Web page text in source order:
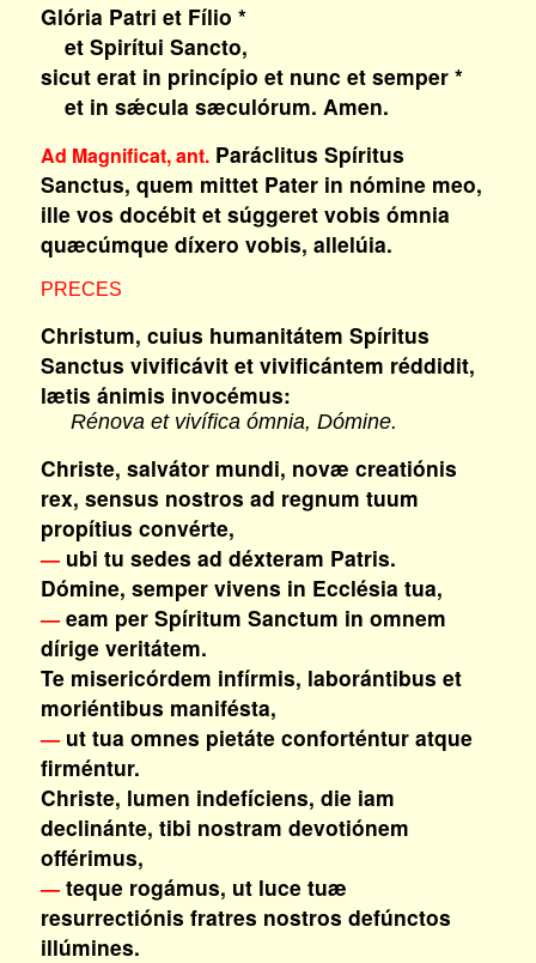
Glória Patri et Fílio *
et Spirítui Sancto,
sicut erat in princípio et nunc et semper *
et in sǽcula sæculórum. Amen.
Ad Magnificat, ant. Paráclitus Spíritus
Sanctus, quem mittet Pater in nómine meo,
ille vos docébit et súggeret vobis ómnia
quæcúmque díxero vobis, allelúia.
PRECES
Christum, cuius humanitátem Spíritus
Sanctus vivificávit et vivificántem réddidit,
lætis ánimis invocémus:
Rénova et vivífica ómnia, Dómine.
Christe, salvátor mundi, novæ creatiónis
rex, sensus nostros ad regnum tuum
propítius convérte,
—ubi tu sedes ad déxteram Patris.
Dómine, semper vivens in Ecclésia tua,
—eam per Spíritum Sanctum in omnem
dírige veritátem.
Te misericórdem infírmis, laborántibus et
moriéntibus manifésta,
—ut tua omnes pietáte conforténtur atque
firméntur.
Christe, lumen indefíciens, die iam
declinánte, tibi nostram devotiónem
offérimus,
—teque rogámus, ut luce tuæ
resurrectiónis fratres nostros defúnctos
illúmines.